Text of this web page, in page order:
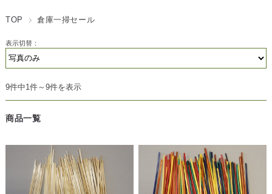
TOP 倉庫一掃セール
表示切替：
9件中1件～9件を表示
商品一覧